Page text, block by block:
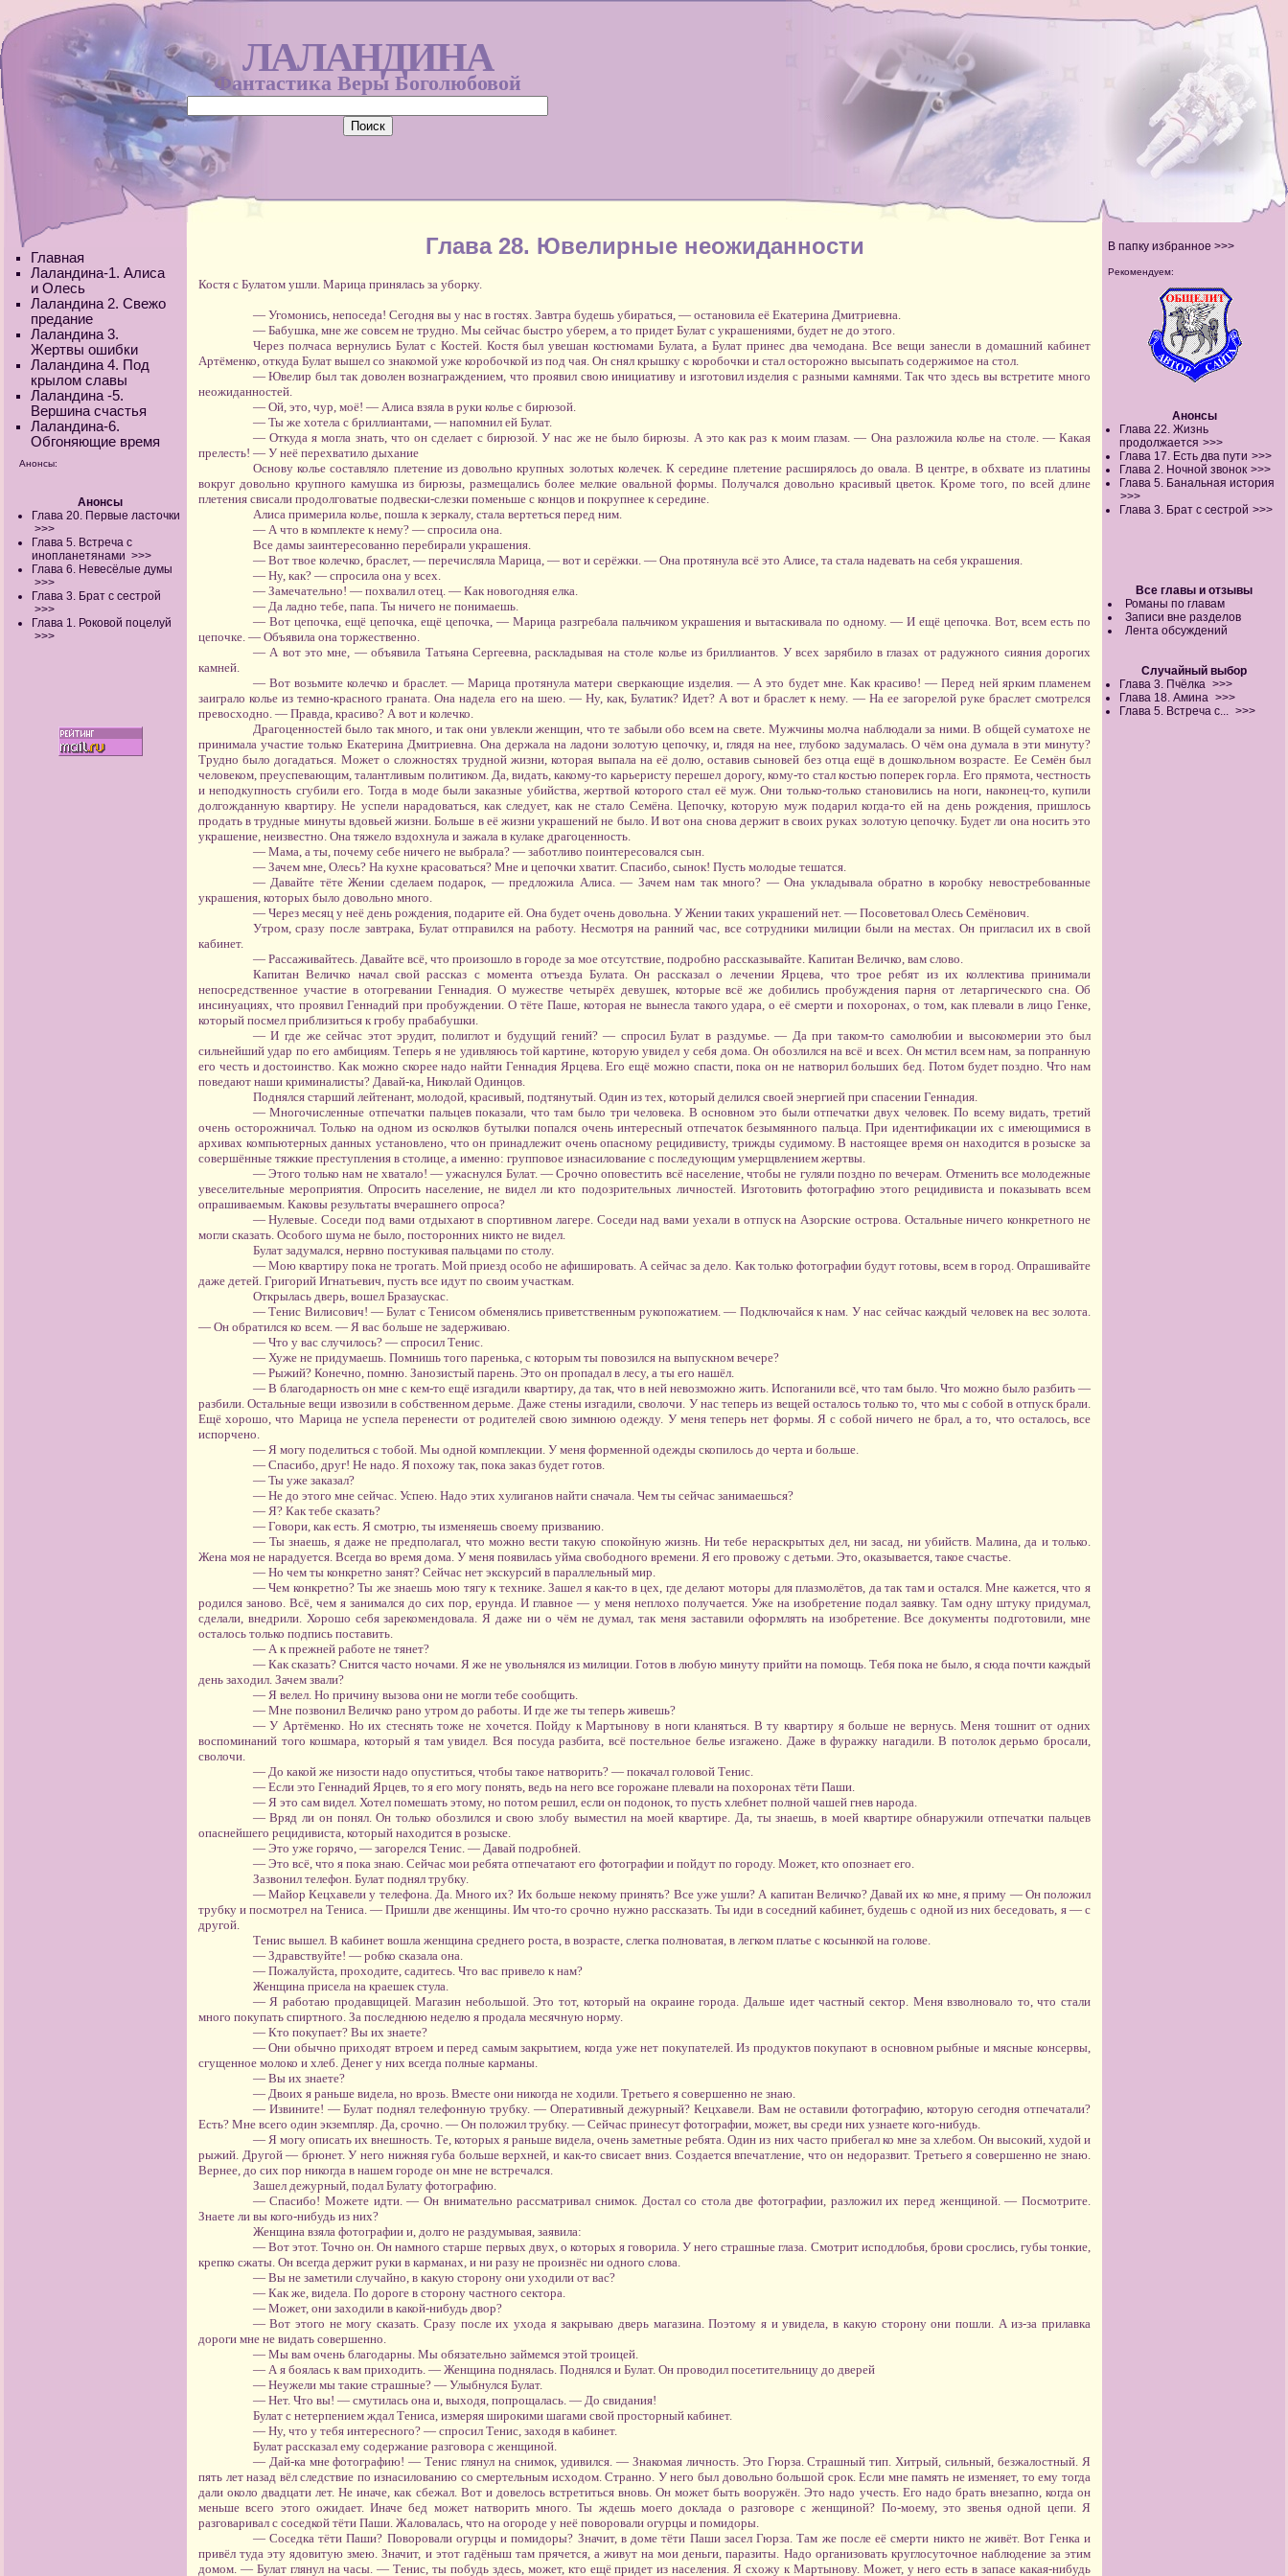
ЛАЛАНДИНА
Фантастика Веры Боголюбовой
В папку избранное >>>
Рекомендуем:
Анонсы
Глава 22. Жизнь
продолжается >>>
Глава 17. Есть два пути >>>
Глава 2. Ночной звонок >>>
Глава 5. Банальная история
>>>
Глава 3. Брат с сестрой >>>
Все главы и отзывы
Романы по главам
Записи вне разделов
Лента обсуждений
Случайный выбор
Глава 3. Пчёлка >>>
Глава 18. Амина >>>
Глава 5. Встреча с... >>>
Главная
Лаландина-1. Алиса
и Олесь
Лаландина 2. Свежо
предание
Лаландина 3.
Жертвы ошибки
Лаландина 4. Под
крылом славы
Лаландина -5.
Вершина счастья
Лаландина-6.
Обгоняющие время
Анонсы:
Анонсы
Глава 20. Первые ласточки
>>>
Глава 5. Встреча с
инопланетянами >>>
Глава 6. Невесёлые думы
>>>
Глава 3. Брат с сестрой
>>>
Глава 1. Роковой поцелуй
>>>
Глава 28. Ювелирные неожиданности
Костя с Булатом ушли. Марица принялась за уборку.
— Угомонись, непоседа! Сегодня вы у нас в гостях. Завтра будешь убираться, — остановила её Екатерина Дмитриевна.
— Бабушка, мне же совсем не трудно. Мы сейчас быстро уберем, а то придет Булат с украшениями, будет не до этого.
Через полчаса вернулись Булат с Костей. Костя был увешан костюмами Булата, а Булат принес два чемодана. Все вещи занесли в домашний кабинет
Артёменко, откуда Булат вышел со знакомой уже коробочкой из под чая. Он снял крышку с коробочки и стал осторожно высыпать содержимое на стол.
— Ювелир был так доволен вознаграждением, что проявил свою инициативу и изготовил изделия с разными камнями. Так что здесь вы встретите много
неожиданностей.
— Ой, это, чур, моё! — Алиса взяла в руки колье с бирюзой.
— Ты же хотела с бриллиантами, — напомнил ей Булат.
— Откуда я могла знать, что он сделает с бирюзой. У нас же не было бирюзы. А это как раз к моим глазам. — Она разложила колье на столе. — Какая
прелесть! — У неё перехватило дыхание
Основу колье составляло плетение из довольно крупных золотых колечек. К середине плетение расширялось до овала. В центре, в обхвате из платины
вокруг довольно крупного камушка из бирюзы, размещались более мелкие овальной формы. Получался довольно красивый цветок. Кроме того, по всей длине
плетения свисали продолговатые подвески-слезки поменьше с концов и покрупнее к середине.
Алиса примерила колье, пошла к зеркалу, стала вертеться перед ним.
— А что в комплекте к нему? — спросила она.
Все дамы заинтересованно перебирали украшения.
— Вот твое колечко, браслет, — перечисляла Марица, — вот и серёжки. — Она протянула всё это Алисе, та стала надевать на себя украшения.
— Ну, как? — спросила она у всех.
— Замечательно! — похвалил отец. — Как новогодняя елка.
— Да ладно тебе, папа. Ты ничего не понимаешь.
— Вот цепочка, ещё цепочка, ещё цепочка, — Марица разгребала пальчиком украшения и вытаскивала по одному. — И ещё цепочка. Вот, всем есть по
цепочке. — Объявила она торжественно.
— А вот это мне, — объявила Татьяна Сергеевна, раскладывая на столе колье из бриллиантов. У всех зарябило в глазах от радужного сияния дорогих
камней.
— Вот возьмите колечко и браслет. — Марица протянула матери сверкающие изделия. — А это будет мне. Как красиво! — Перед ней ярким пламенем
заиграло колье из темно-красного граната. Она надела его на шею. — Ну, как, Булатик? Идет? А вот и браслет к нему. — На ее загорелой руке браслет смотрелся
превосходно. — Правда, красиво? А вот и колечко.
Драгоценностей было так много, и так они увлекли женщин, что те забыли обо всем на свете. Мужчины молча наблюдали за ними. В общей суматохе не
принимала участие только Екатерина Дмитриевна. Она держала на ладони золотую цепочку, и, глядя на нее, глубоко задумалась. О чём она думала в эти минуту?
Трудно было догадаться. Может о сложностях трудной жизни, которая выпала на её долю, оставив сыновей без отца ещё в дошкольном возрасте. Ее Семён был
человеком, преуспевающим, талантливым политиком. Да, видать, какому-то карьеристу перешел дорогу, кому-то стал костью поперек горла. Его прямота, честность
и неподкупность сгубили его. Тогда в моде были заказные убийства, жертвой которого стал её муж. Они только-только становились на ноги, наконец-то, купили
долгожданную квартиру. Не успели нарадоваться, как следует, как не стало Семёна. Цепочку, которую муж подарил когда-то ей на день рождения, пришлось
продать в трудные минуты вдовьей жизни. Больше в её жизни украшений не было. И вот она снова держит в своих руках золотую цепочку. Будет ли она носить это
украшение, неизвестно. Она тяжело вздохнула и зажала в кулаке драгоценность.
— Мама, а ты, почему себе ничего не выбрала? — заботливо поинтересовался сын.
— Зачем мне, Олесь? На кухне красоваться? Мне и цепочки хватит. Спасибо, сынок! Пусть молодые тешатся.
— Давайте тёте Жении сделаем подарок, — предложила Алиса. — Зачем нам так много? — Она укладывала обратно в коробку невостребованные
украшения, которых было довольно много.
— Через месяц у неё день рождения, подарите ей. Она будет очень довольна. У Жении таких украшений нет. — Посоветовал Олесь Семёнович.
Утром, сразу после завтрака, Булат отправился на работу. Несмотря на ранний час, все сотрудники милиции были на местах. Он пригласил их в свой
кабинет.
— Рассаживайтесь. Давайте всё, что произошло в городе за мое отсутствие, подробно рассказывайте. Капитан Величко, вам слово.
Капитан Величко начал свой рассказ с момента отъезда Булата. Он рассказал о лечении Ярцева, что трое ребят из их коллектива принимали
непосредственное участие в отогревании Геннадия. О мужестве четырёх девушек, которые всё же добились пробуждения парня от летаргического сна. Об
инсинуациях, что проявил Геннадий при пробуждении. О тёте Паше, которая не вынесла такого удара, о её смерти и похоронах, о том, как плевали в лицо Генке,
который посмел приблизиться к гробу прабабушки.
— И где же сейчас этот эрудит, полиглот и будущий гений? — спросил Булат в раздумье. — Да при таком-то самолюбии и высокомерии это был
сильнейший удар по его амбициям. Теперь я не удивляюсь той картине, которую увидел у себя дома. Он обозлился на всё и всех. Он мстил всем нам, за попранную
его честь и достоинство. Как можно скорее надо найти Геннадия Ярцева. Его ещё можно спасти, пока он не натворил больших бед. Потом будет поздно. Что нам
поведают наши криминалисты? Давай-ка, Николай Одинцов.
Поднялся старший лейтенант, молодой, красивый, подтянутый. Один из тех, который делился своей энергией при спасении Геннадия.
— Многочисленные отпечатки пальцев показали, что там было три человека. В основном это были отпечатки двух человек. По всему видать, третий
очень осторожничал. Только на одном из осколков бутылки попался очень интересный отпечаток безымянного пальца. При идентификации их с имеющимися в
архивах компьютерных данных установлено, что он принадлежит очень опасному рецидивисту, трижды судимому. В настоящее время он находится в розыске за
совершённые тяжкие преступления в столице, а именно: групповое изнасилование с последующим умерщвлением жертвы.
— Этого только нам не хватало! — ужаснулся Булат. — Срочно оповестить всё население, чтобы не гуляли поздно по вечерам. Отменить все молодежные
увеселительные мероприятия. Опросить население, не видел ли кто подозрительных личностей. Изготовить фотографию этого рецидивиста и показывать всем
опрашиваемым. Каковы результаты вчерашнего опроса?
— Нулевые. Соседи под вами отдыхают в спортивном лагере. Соседи над вами уехали в отпуск на Азорские острова. Остальные ничего конкретного не
могли сказать. Особого шума не было, посторонних никто не видел.
Булат задумался, нервно постукивая пальцами по столу.
— Мою квартиру пока не трогать. Мой приезд особо не афишировать. А сейчас за дело. Как только фотографии будут готовы, всем в город. Опрашивайте
даже детей. Григорий Игнатьевич, пусть все идут по своим участкам.
Открылась дверь, вошел Бразаускас.
— Тенис Вилисович! — Булат с Тенисом обменялись приветственным рукопожатием. — Подключайся к нам. У нас сейчас каждый человек на вес золота.
— Он обратился ко всем. — Я вас больше не задерживаю.
— Что у вас случилось? — спросил Тенис.
— Хуже не придумаешь. Помнишь того паренька, с которым ты повозился на выпускном вечере?
— Рыжий? Конечно, помню. Занозистый парень. Это он пропадал в лесу, а ты его нашёл.
— В благодарность он мне с кем-то ещё изгадили квартиру, да так, что в ней невозможно жить. Испоганили всё, что там было. Что можно было разбить —
разбили. Остальные вещи извозили в собственном дерьме. Даже стены изгадили, сволочи. У нас теперь из вещей осталось только то, что мы с собой в отпуск брали.
Ещё хорошо, что Марица не успела перенести от родителей свою зимнюю одежду. У меня теперь нет формы. Я с собой ничего не брал, а то, что осталось, все
испорчено.
— Я могу поделиться с тобой. Мы одной комплекции. У меня форменной одежды скопилось до черта и больше.
— Спасибо, друг! Не надо. Я похожу так, пока заказ будет готов.
— Ты уже заказал?
— Не до этого мне сейчас. Успею. Надо этих хулиганов найти сначала. Чем ты сейчас занимаешься?
— Я? Как тебе сказать?
— Говори, как есть. Я смотрю, ты изменяешь своему призванию.
— Ты знаешь, я даже не предполагал, что можно вести такую спокойную жизнь. Ни тебе нераскрытых дел, ни засад, ни убийств. Малина, да и только.
Жена моя не нарадуется. Всегда во время дома. У меня появилась уйма свободного времени. Я его провожу с детьми. Это, оказывается, такое счастье.
— Но чем ты конкретно занят? Сейчас нет экскурсий в параллельный мир.
— Чем конкретно? Ты же знаешь мою тягу к технике. Зашел я как-то в цех, где делают моторы для плазмолётов, да так там и остался. Мне кажется, что я
родился заново. Всё, чем я занимался до сих пор, ерунда. И главное — у меня неплохо получается. Уже на изобретение подал заявку. Там одну штуку придумал,
сделали, внедрили. Хорошо себя зарекомендовала. Я даже ни о чём не думал, так меня заставили оформлять на изобретение. Все документы подготовили, мне
осталось только подпись поставить.
— А к прежней работе не тянет?
— Как сказать? Снится часто ночами. Я же не увольнялся из милиции. Готов в любую минуту прийти на помощь. Тебя пока не было, я сюда почти каждый
день заходил. Зачем звали?
— Я велел. Но причину вызова они не могли тебе сообщить.
— Мне позвонил Величко рано утром до работы. И где же ты теперь живешь?
— У Артёменко. Но их стеснять тоже не хочется. Пойду к Мартынову в ноги кланяться. В ту квартиру я больше не вернусь. Меня тошнит от одних
воспоминаний того кошмара, который я там увидел. Вся посуда разбита, всё постельное белье изгажено. Даже в фуражку нагадили. В потолок дерьмо бросали,
сволочи.
— До какой же низости надо опуститься, чтобы такое натворить? — покачал головой Тенис.
— Если это Геннадий Ярцев, то я его могу понять, ведь на него все горожане плевали на похоронах тёти Паши.
— Я это сам видел. Хотел помешать этому, но потом решил, если он подонок, то пусть хлебнет полной чашей гнев народа.
— Вряд ли он понял. Он только обозлился и свою злобу выместил на моей квартире. Да, ты знаешь, в моей квартире обнаружили отпечатки пальцев
опаснейшего рецидивиста, который находится в розыске.
— Это уже горячо, — загорелся Тенис. — Давай подробней.
— Это всё, что я пока знаю. Сейчас мои ребята отпечатают его фотографии и пойдут по городу. Может, кто опознает его.
Зазвонил телефон. Булат поднял трубку.
— Майор Кецхавели у телефона. Да. Много их? Их больше некому принять? Все уже ушли? А капитан Величко? Давай их ко мне, я приму — Он положил
трубку и посмотрел на Тениса. — Пришли две женщины. Им что-то срочно нужно рассказать. Ты иди в соседний кабинет, будешь с одной из них беседовать, я — с
другой.
Тенис вышел. В кабинет вошла женщина среднего роста, в возрасте, слегка полноватая, в легком платье с косынкой на голове.
— Здравствуйте! — робко сказала она.
— Пожалуйста, проходите, садитесь. Что вас привело к нам?
Женщина присела на краешек стула.
— Я работаю продавщицей. Магазин небольшой. Это тот, который на окраине города. Дальше идет частный сектор. Меня взволновало то, что стали
много покупать спиртного. За последнюю неделю я продала месячную норму.
— Кто покупает? Вы их знаете?
— Они обычно приходят втроем и перед самым закрытием, когда уже нет покупателей. Из продуктов покупают в основном рыбные и мясные консервы,
сгущенное молоко и хлеб. Денег у них всегда полные карманы.
— Вы их знаете?
— Двоих я раньше видела, но врозь. Вместе они никогда не ходили. Третьего я совершенно не знаю.
— Извините! — Булат поднял телефонную трубку. — Оперативный дежурный? Кецхавели. Вам не оставили фотографию, которую сегодня отпечатали?
Есть? Мне всего один экземпляр. Да, срочно. — Он положил трубку. — Сейчас принесут фотографии, может, вы среди них узнаете кого-нибудь.
— Я могу описать их внешность. Те, которых я раньше видела, очень заметные ребята. Один из них часто прибегал ко мне за хлебом. Он высокий, худой и
рыжий. Другой — брюнет. У него нижняя губа больше верхней, и как-то свисает вниз. Создается впечатление, что он недоразвит. Третьего я совершенно не знаю.
Вернее, до сих пор никогда в нашем городе он мне не встречался.
Зашел дежурный, подал Булату фотографию.
— Спасибо! Можете идти. — Он внимательно рассматривал снимок. Достал со стола две фотографии, разложил их перед женщиной. — Посмотрите.
Знаете ли вы кого-нибудь из них?
Женщина взяла фотографии и, долго не раздумывая, заявила:
— Вот этот. Точно он. Он намного старше первых двух, о которых я говорила. У него страшные глаза. Смотрит исподлобья, брови срослись, губы тонкие,
крепко сжаты. Он всегда держит руки в карманах, и ни разу не произнёс ни одного слова.
— Вы не заметили случайно, в какую сторону они уходили от вас?
— Как же, видела. По дороге в сторону частного сектора.
— Может, они заходили в какой-нибудь двор?
— Вот этого не могу сказать. Сразу после их ухода я закрываю дверь магазина. Поэтому я и увидела, в какую сторону они пошли. А из-за прилавка
дороги мне не видать совершенно.
— Мы вам очень благодарны. Мы обязательно займемся этой троицей.
— А я боялась к вам приходить. — Женщина поднялась. Поднялся и Булат. Он проводил посетительницу до дверей
— Неужели мы такие страшные? — Улыбнулся Булат.
— Нет. Что вы! — смутилась она и, выходя, попрощалась. — До свидания!
Булат с нетерпением ждал Тениса, измеряя широкими шагами свой просторный кабинет.
— Ну, что у тебя интересного? — спросил Тенис, заходя в кабинет.
Булат рассказал ему содержание разговора с женщиной.
— Дай-ка мне фотографию! — Тенис глянул на снимок, удивился. — Знакомая личность. Это Гюрза. Страшный тип. Хитрый, сильный, безжалостный. Я
пять лет назад вёл следствие по изнасилованию со смертельным исходом. Странно. У него был довольно большой срок. Если мне память не изменяет, то ему тогда
дали около двадцати лет. Не иначе, как сбежал. Вот и довелось встретиться вновь. Он может быть вооружён. Это надо учесть. Его надо брать внезапно, когда он
меньше всего этого ожидает. Иначе бед может натворить много. Ты ждешь моего доклада о разговоре с женщиной? По-моему, это звенья одной цепи. Я
разговаривал с соседкой тёти Паши. Жаловалась, что на огороде у неё поворовали огурцы и помидоры.
— Соседка тёти Паши? Поворовали огурцы и помидоры? Значит, в доме тёти Паши засел Гюрза. Там же после её смерти никто не живёт. Вот Генка и
привёл туда эту ядовитую змею. Значит, и этот гадёныш там прячется, а живут на мои деньги, паразиты. Надо организовать круглосуточное наблюдение за этим
домом. — Булат глянул на часы. — Тенис, ты побудь здесь, может, кто ещё придет из населения. Я схожу к Мартынову. Может, у него есть в запасе какая-нибудь